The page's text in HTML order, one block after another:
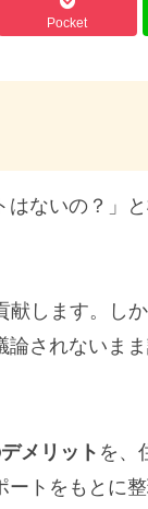
Pocket
はないの？」
献します。し
論されないま
メリット を、
トをもとに